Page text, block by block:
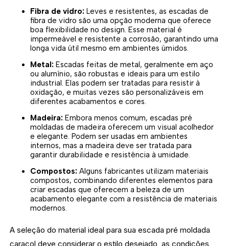
Fibra de vidro: Leves e resistentes, as escadas de
fibra de vidro são uma opção moderna que oferece
boa flexibilidade no design. Esse material é
impermeável e resistente a corrosão, garantindo uma
longa vida útil mesmo em ambientes úmidos.
Metal: Escadas feitas de metal, geralmente em aço
ou alumínio, são robustas e ideais para um estilo
industrial. Elas podem ser tratadas para resistir à
oxidação, e muitas vezes são personalizáveis em
diferentes acabamentos e cores.
Madeira: Embora menos comum, escadas pré
moldadas de madeira oferecem um visual acolhedor
e elegante. Podem ser usadas em ambientes
internos, mas a madeira deve ser tratada para
garantir durabilidade e resistência à umidade.
Compostos: Alguns fabricantes utilizam materiais
compostos, combinando diferentes elementos para
criar escadas que oferecem a beleza de um
acabamento elegante com a resistência de materiais
modernos.
A seleção do material ideal para sua escada pré moldada
caracol deve considerar o estilo desejado, as condições